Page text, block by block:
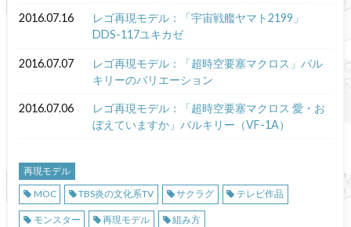
2016.07.16
レゴ再現モデル：「宇宙戦艦ヤマト2199」
DDS-117ユキカゼ
2016.07.07
レゴ再現モデル：「超時空要塞マクロス」バル
キリーのバリエーション
2016.07.06
レゴ再現モデル：「超時空要塞マクロス 愛・お
ぼえていますか」バルキリー（VF-1A）
再現モデル
MOC
TBS炎の文化系TV サクラグ テレビ作品
モンスター 再現モデル 組み方